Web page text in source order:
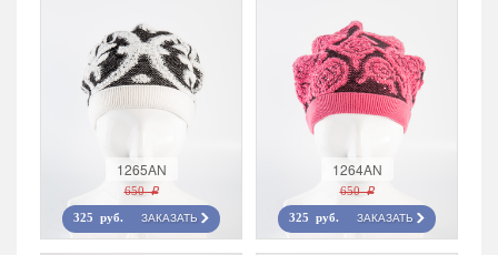
1265AN
650 r
325 руб. ЗАКАЗАТЬ
1264AN
650 r
325 руб. ЗАКАЗАТЬ